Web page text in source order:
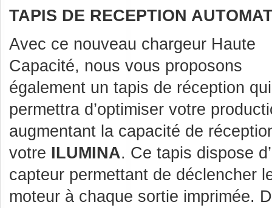
TAPIS DE RECEPTION
Avec ce nouveau chargeur Haute
Capacité, nous vous proposons
également un tapis de réception
permettra d’optimiser votre
augmentant la capacité de
votre ILUMINA. Ce tapis dispose
capteur permettant de déclencher
moteur à chaque sortie imprimée.